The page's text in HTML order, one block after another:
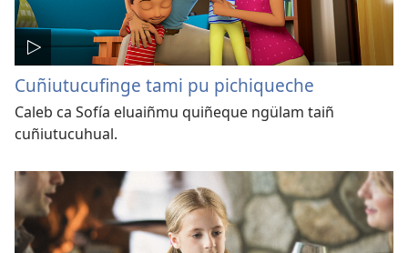
Cuñiutucufinge tami pu pichiqueche
Caleb ca Sofía eluaiñmu quiñeque ngülam taiñ
cuñiutucuhual.